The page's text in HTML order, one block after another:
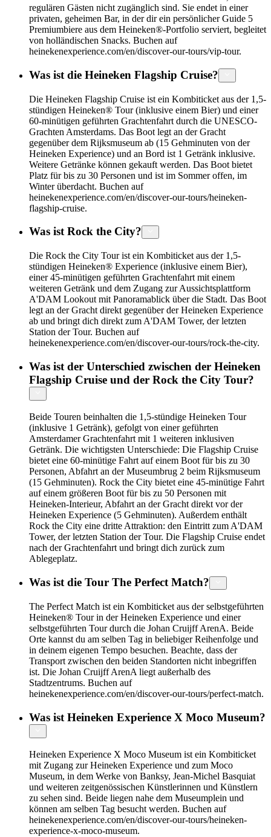
regulären Gästen nicht zugänglich sind. Sie endet in einer
privaten, geheimen Bar, in der dir ein persönlicher Guide 5
Premiumbiere aus dem Heineken®-Portfolio serviert, begleitet
von holländischen Snacks. Buchen auf
heinekenexperience.com/en/discover-our-tours/vip-tour.
Was ist die Heineken Flagship Cruise?
Die Heineken Flagship Cruise ist ein Kombiticket aus der 1,5-
stündigen Heineken® Tour (inklusive einem Bier) und einer
60-minütigen geführten Grachtenfahrt durch die UNESCO-
Grachten Amsterdams. Das Boot legt an der Gracht
gegenüber dem Rijksmuseum ab (15 Gehminuten von der
Heineken Experience) und an Bord ist 1 Getränk inklusive.
Weitere Getränke können gekauft werden. Das Boot bietet
Platz für bis zu 30 Personen und ist im Sommer offen, im
Winter überdacht. Buchen auf
heinekenexperience.com/en/discover-our-tours/heineken-
flagship-cruise.
Was ist Rock the City?
Die Rock the City Tour ist ein Kombiticket aus der 1,5-
stündigen Heineken® Experience (inklusive einem Bier),
einer 45-minütigen geführten Grachtenfahrt mit einem
weiteren Getränk und dem Zugang zur Aussichtsplattform
A'DAM Lookout mit Panoramablick über die Stadt. Das Boot
legt an der Gracht direkt gegenüber der Heineken Experience
ab und bringt dich direkt zum A'DAM Tower, der letzten
Station der Tour. Buchen auf
heinekenexperience.com/en/discover-our-tours/rock-the-city.
Was ist der Unterschied zwischen der Heineken
Flagship Cruise und der Rock the City Tour?
Beide Touren beinhalten die 1,5-stündige Heineken Tour
(inklusive 1 Getränk), gefolgt von einer geführten
Amsterdamer Grachtenfahrt mit 1 weiteren inklusiven
Getränk. Die wichtigsten Unterschiede: Die Flagship Cruise
bietet eine 60-minütige Fahrt auf einem Boot für bis zu 30
Personen, Abfahrt an der Museumbrug 2 beim Rijksmuseum
(15 Gehminuten). Rock the City bietet eine 45-minütige Fahrt
auf einem größeren Boot für bis zu 50 Personen mit
Heineken-Interieur, Abfahrt an der Gracht direkt vor der
Heineken Experience (5 Gehminuten). Außerdem enthält
Rock the City eine dritte Attraktion: den Eintritt zum A'DAM
Tower, der letzten Station der Tour. Die Flagship Cruise endet
nach der Grachtenfahrt und bringt dich zurück zum
Ablegeplatz.
Was ist die Tour The Perfect Match?
The Perfect Match ist ein Kombiticket aus der selbstgeführten
Heineken® Tour in der Heineken Experience und einer
selbstgeführten Tour durch die Johan Cruijff ArenA. Beide
Orte kannst du am selben Tag in beliebiger Reihenfolge und
in deinem eigenen Tempo besuchen. Beachte, dass der
Transport zwischen den beiden Standorten nicht inbegriffen
ist. Die Johan Cruijff ArenA liegt außerhalb des
Stadtzentrums. Buchen auf
heinekenexperience.com/en/discover-our-tours/perfect-match.
Was ist Heineken Experience X Moco Museum?
Heineken Experience X Moco Museum ist ein Kombiticket
mit Zugang zur Heineken Experience und zum Moco
Museum, in dem Werke von Banksy, Jean-Michel Basquiat
und weiteren zeitgenössischen Künstlerinnen und Künstlern
zu sehen sind. Beide liegen nahe dem Museumplein und
können am selben Tag besucht werden. Buchen auf
heinekenexperience.com/en/discover-our-tours/heineken-
experience-x-moco-museum.